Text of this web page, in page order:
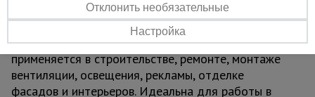
инструментами и материалами.
Область применения:
Вышка-тура ВСП 2,0x2,0 ПРОМ, 2.8 м
применяется в строительстве, ремонте, монтаже
вентиляции, освещения, рекламы, отделке
фасадов и интерьеров. Идеальна для работы в
Отклонить необязательные
Настройка